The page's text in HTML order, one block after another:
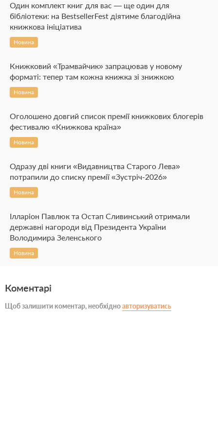
Один комплект книг для вас — ще один для
бібліотеки: на BestsellerFest діятиме благодійна
книжкова ініціатива
Новина
Книжковий «Трамвайчик» запрацював у новому
форматі: тепер там кожна книжка зі знижкою
Новина
Оголошено довгий список премії книжкових блогерів
фестивалю «Книжкова країна»
Новина
Одразу дві книги «Видавництва Старого Лева»
потрапили до списку премії «Зустріч-2026»
Новина
Ілларіон Павлюк та Остап Сливинський отримали
державні нагороди від Президента України
Володимира Зеленського
Новина
Коментарі
Щоб залишити коментар, необхідноавторизуватись